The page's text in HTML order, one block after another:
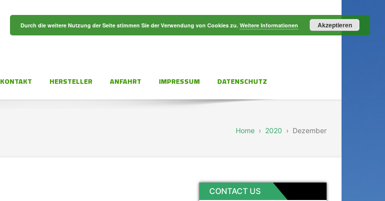
KONTAKT HERSTELLER ANFAHRT IMPRESSUM DATENSCHUTZ
Home › 2020 › Dezember
CONTACT US
Durch die weitere Nutzung der Seite stimmen Sie der Verwendung von Cookies zu. Weitere Informationen Akzeptieren